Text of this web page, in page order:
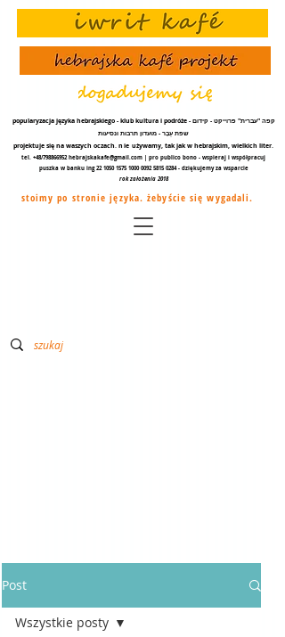
popularyzacja języka hebrajskiego - klub kultura i podróże - קפה "עברית" פרוייקט - קידום
שפת עֵבֶר - מועדון תרבות ונסיעות
projektuje się na waszych oczach.nie używamy, tak jak w hebrajskim, wielkich liter.
tel. +48/798866952 hebrajskakafe@gmail.com | pro publico bono - wspieraj i współpracuj
puszka w banku ing22 1050 1575 1000 0092 5815 0284- dziękujemy za wsparcie
rok założenia 2018
stoimy po stronie języka. żebyście się wygadali.
Post
Wszystkie posty